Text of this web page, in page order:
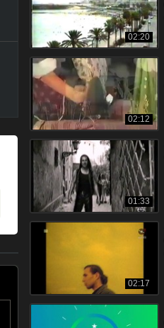
02:20
02:12
01:33
02:17